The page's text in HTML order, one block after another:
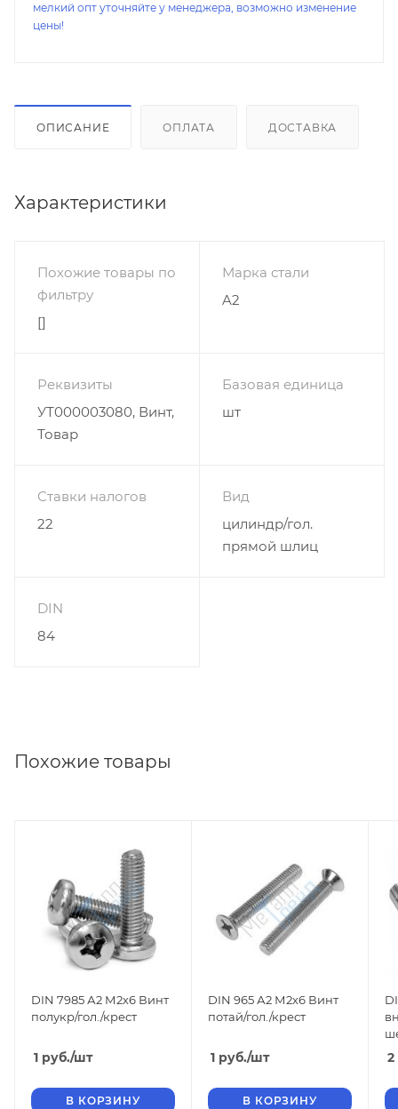
мелкий опт уточняйте у менеджера, возможно изменение
цены!
ОПИСАНИЕ ОПЛАТА ДОСТАВКА
Характеристики
Похожие товары по
фильтру
[]
Марка стали
A2
Реквизиты
УТ000003080, Винт,
Товар
Базовая единица
шт
Ставки налогов
22
Вид
цилиндр/гол.
прямой шлиц
DIN
84
Похожие товары
DIN 7985 А2 М2х6 Винт
полукр/гол./крест
1 руб./шт
В КОРЗИНУ
DIN 965 А2 М2х6 Винт
потай/гол./крест
1 руб./шт
В КОРЗИНУ
2